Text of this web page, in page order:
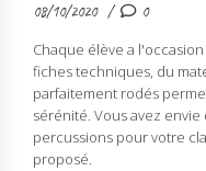
08/10/2020
0
Chaque élève a
fiches techniques, du
parfaitement rodés
sérénité. Vous avez
percussions pour votre
proposé.